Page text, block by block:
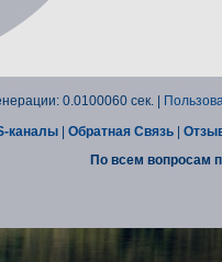
0.0100060 сек. |
каналы
Обратная Связь
По всем вопросам